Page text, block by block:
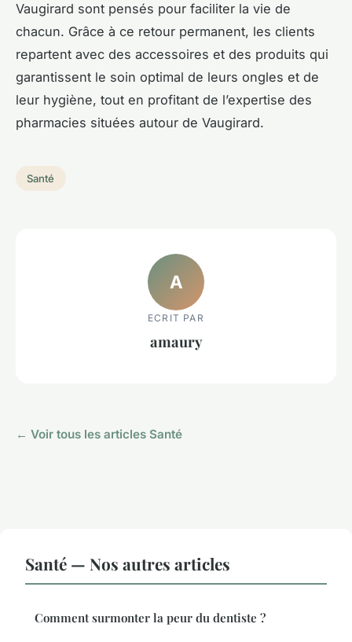
Vaugirard sont pensés pour faciliter la vie de
chacun. Grâce à ce retour permanent, les clients
repartent avec des accessoires et des produits qui
garantissent le soin optimal de leurs ongles et de
leur hygiène, tout en profitant de l’expertise des
pharmacies situées autour de Vaugirard.
Santé
A
ECRIT PAR
amaury
← Voir tous les articles Santé
Santé — Nos autres articles
Comment surmonter la peur du dentiste ?